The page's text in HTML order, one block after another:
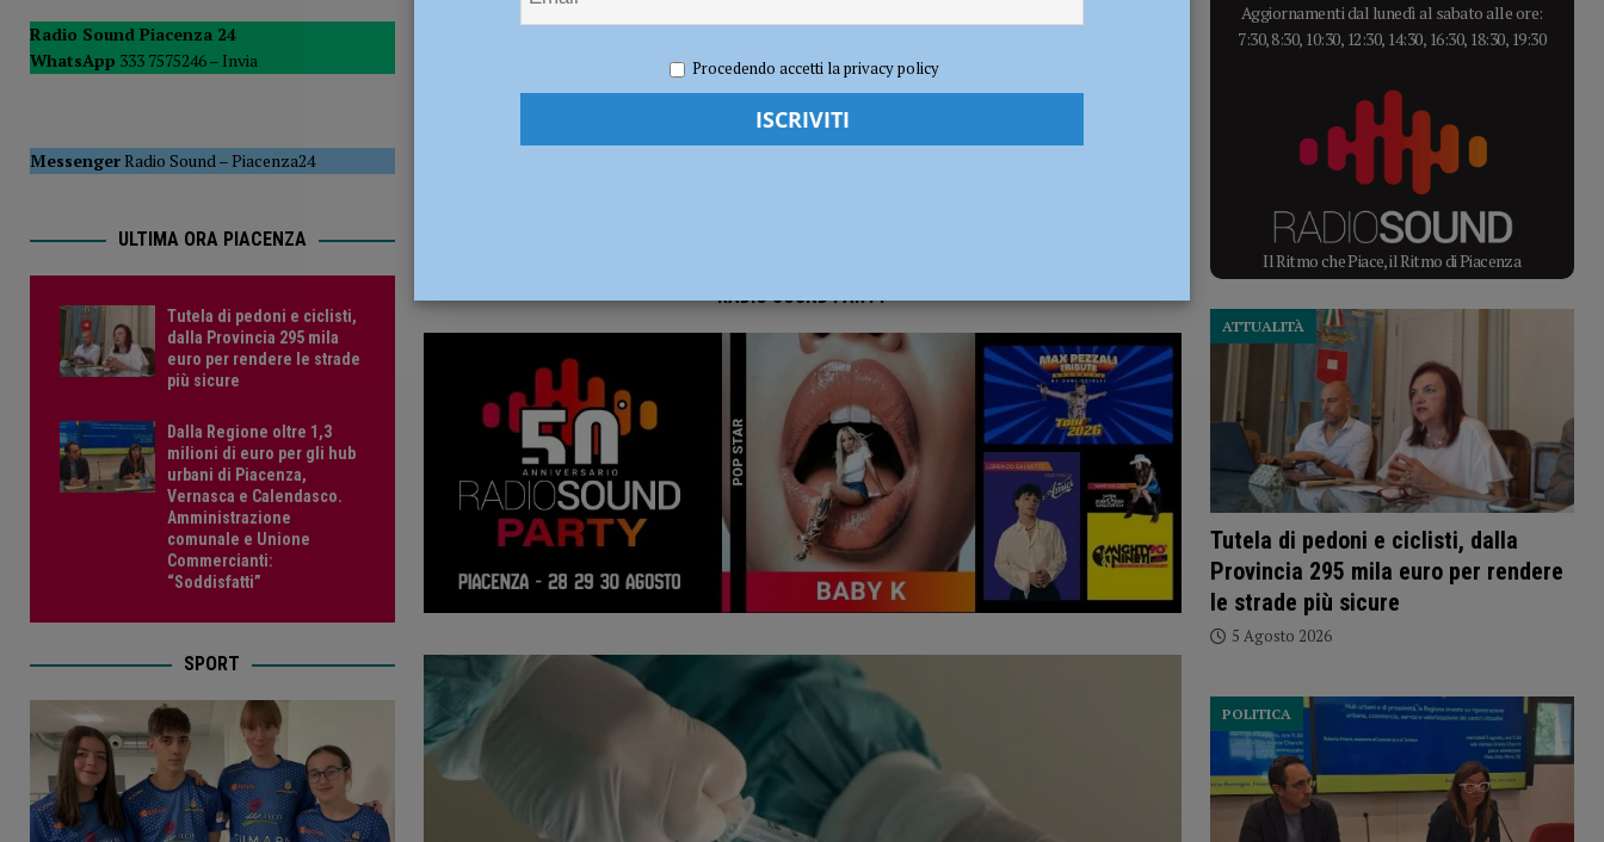
del Consiglio POLITICA
[ 5 Agosto 2026 ] Tutela di pedoni e ciclisti, dalla Provincia 295 mila euro per rendere le strade più sicure ATTUALITÀ
RADIO SOUND PARTY
Radio Sound Piacenza 24
WhatsApp 333 7575246 – Invia
MessengerRadio Sound–Piacenza24
ULTIMA ORA PIACENZA
Tutela di pedoni e ciclisti,
dalla Provincia 295 mila
euro per rendere le strade
più sicure
Dalla Regione oltre 1,3
milioni di euro per gli hub
urbani di Piacenza,
Vernasca e Calendasco.
Amministrazione
comunale e Unione
Commercianti:
“Soddisfatti”
SPORT
Aggiornamenti dal lunedì al sabato alle ore:
7:30, 8:30, 10:30, 12:30, 14:30, 16:30, 18:30, 19:30
Il Ritmo che Piace, il Ritmo di Piacenza
Tutela di pedoni e ciclisti, dalla
Provincia 295 mila euro per rendere
le strade più sicure
ATTUALITÀ
5 Agosto 2026
POLITICA
Procedendo accetti la privacy policy